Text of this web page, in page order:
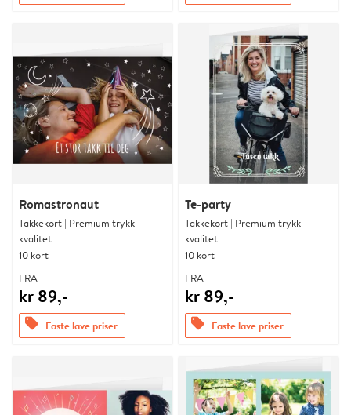
Romastronaut
Takkekort | Premium trykk-
kvalitet
10 kort
FRA
kr 89,-
offers Faste lave priser
Te-party
Takkekort | Premium trykk-
kvalitet
10 kort
FRA
kr 89,-
offers Faste lave priser